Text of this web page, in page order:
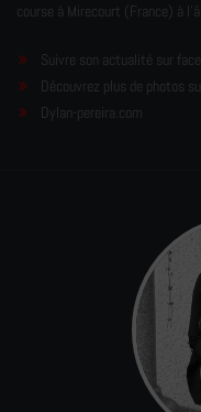
course à Mirecourt (France) à
Suivre son actualité sur
Découvrez plus de photos
Dylan-pereira.com